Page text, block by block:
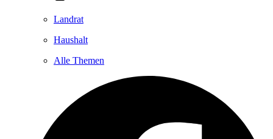
Landrat
Haushalt
Alle Themen